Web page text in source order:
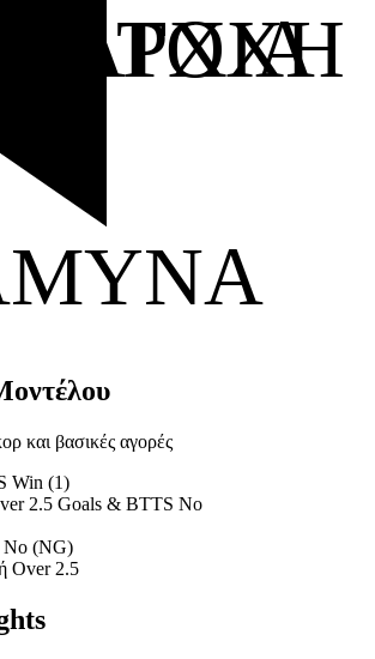
KATOXH
και βασικές αγορές
Win (1)
2.5 Goals & BTTS No
No (NG)
Over 2.5